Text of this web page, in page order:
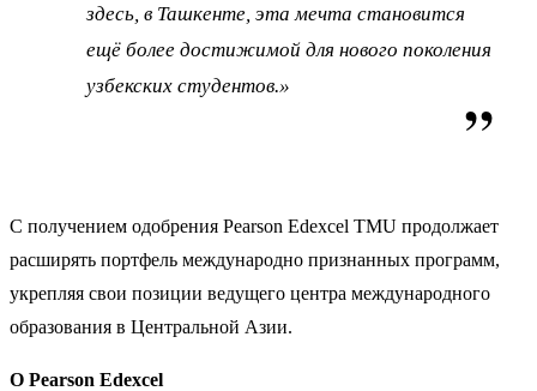
здесь, в Ташкенте, эта мечта становится
ещё более достижимой для нового поколения
узбекских студентов.»
С получением одобрения Pearson Edexcel TMU продолжает
расширять портфель международно признанных программ,
укрепляя свои позиции ведущего центра международного
образования в Центральной Азии.
О Pearson Edexcel